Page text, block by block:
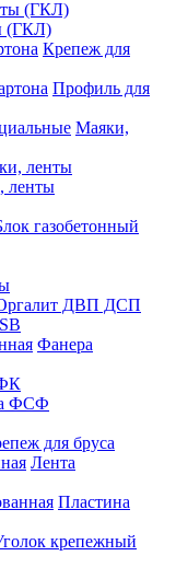
(ГКЛ)
Крепеж для
Профиль для
Маяки,
ленты
газобетонный
ДВП ДСП
Фанера
ФСФ
для бруса
Лента
Пластина
крепежный